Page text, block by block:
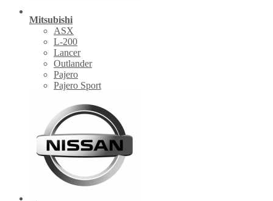
Mitsubishi
ASX
L-200
Lancer
Outlander
Pajero
Pajero Sport